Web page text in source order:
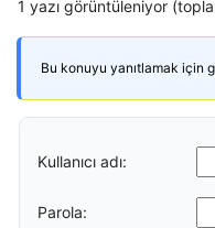
1 yazı görüntüleniyor
Bu konuyu yanıtlamak için
Kullanıcı adı:
Parola: